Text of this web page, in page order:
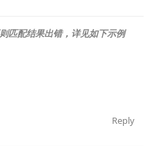
匹配结果出错，详见如下示例
Reply